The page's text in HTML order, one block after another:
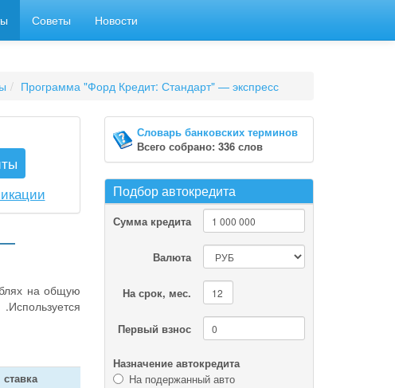
Советы Новости
Программа "Форд Кредит: Стандарт" — экспресс
на общую
ставка
Словарь банковских терминов
Всего собрано: 336 слов
Подбор автокредита
Сумма кредита
Валюта
На срок, мес.
Первый взнос
Назначение автокредита
На подержанный авто